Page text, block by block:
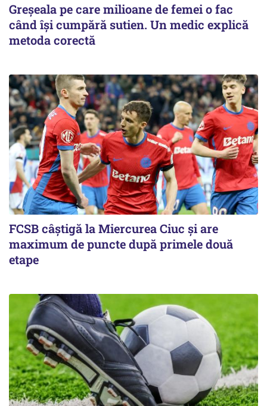
Greșeala pe care milioane de femei o fac
când își cumpără sutien. Un medic explică
metoda corectă
FCSB câştigă la Miercurea Ciuc şi are
maximum de puncte după primele două
etape